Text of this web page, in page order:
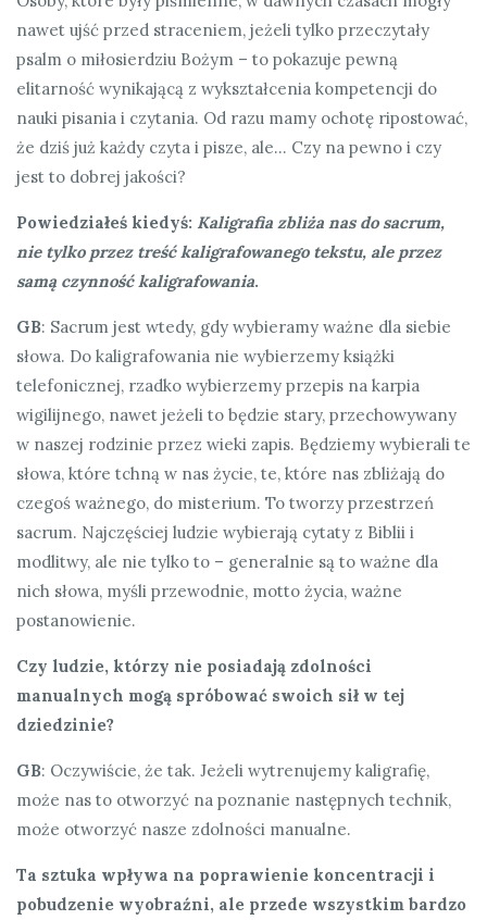
nawet ujść przed straceniem, jeżeli tylko przeczytały
psalm o miłosierdziu Bożym – to pokazuje pewną
elitarność wynikającą z wykształcenia kompetencji do
nauki pisania i czytania. Od razu mamy ochotę ripostować,
że dziś już każdy czyta i pisze, ale… Czy na pewno i czy
jest to dobrej jakości?
Powiedziałeś kiedyś: Kaligrafia zbliża nas do sacrum,
nie tylko przez treść kaligrafowanego tekstu, ale przez
samą czynność kaligrafowania.
GB: Sacrum jest wtedy, gdy wybieramy ważne dla siebie
słowa. Do kaligrafowania nie wybierzemy książki
telefonicznej, rzadko wybierzemy przepis na karpia
wigilijnego, nawet jeżeli to będzie stary, przechowywany
w naszej rodzinie przez wieki zapis. Będziemy wybierali te
słowa, które tchną w nas życie, te, które nas zbliżają do
czegoś ważnego, do misterium. To tworzy przestrzeń
sacrum. Najczęściej ludzie wybierają cytaty z Biblii i
modlitwy, ale nie tylko to – generalnie są to ważne dla
nich słowa, myśli przewodnie, motto życia, ważne
postanowienie.
Czy ludzie, którzy nie posiadają zdolności
manualnych mogą spróbować swoich sił w tej
dziedzinie?
GB: Oczywiście, że tak. Jeżeli wytrenujemy kaligrafię,
może nas to otworzyć na poznanie następnych technik,
może otworzyć nasze zdolności manualne.
Ta sztuka wpływa na poprawienie koncentracji i
pobudzenie wyobraźni, ale przede wszystkim bardzo